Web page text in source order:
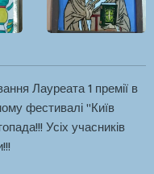
Лауреата 1 премії в
фестивалі "Київ
Усіх учасників